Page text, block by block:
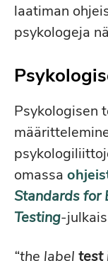
laatiman
psykologeja
Psykologisen
omassa
Standards for
Testing-
“the label test